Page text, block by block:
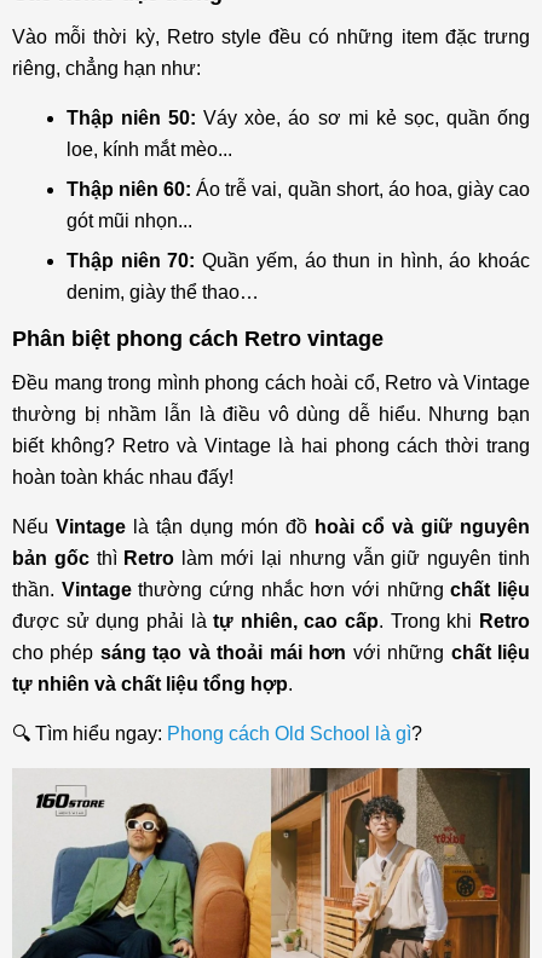
Vào mỗi thời kỳ, Retro style đều có những item đặc trưng
riêng, chẳng hạn như:
Thập niên 50:Váy xòe, áo sơ mi kẻ sọc, quần ống
loe, kính mắt mèo...
Thập niên 60: Áo trễ vai, quần short, áo hoa, giày cao
gót mũi nhọn...
Thập niên 70: Quần yếm, áo thun in hình, áo khoác
denim, giày thể thao…
Phân biệt phong cách Retro vintage
Đều mang trong mình phong cách hoài cổ, Retro và Vintage
thường bị nhầm lẫn là điều vô dùng dễ hiểu. Nhưng bạn
biết không? Retro và Vintage là hai phong cách thời trang
hoàn toàn khác nhau đấy!
Nếu Vintage là tận dụng món đồ hoài cổ và giữ nguyên
bản gốcthì Retro làm mới lại nhưng vẫn giữ nguyên tinh
thần. Vintagethường cứng nhắc hơn với nhữngchất liệu
được sử dụng phải làtự nhiên, cao cấp. Trong khi Retro
cho phép sáng tạo và thoải mái hơn với những chất liệu
tự nhiên và chất liệu tổng hợp.
🔍 Tìm hiểu ngay: Phong cách Old School là gì?